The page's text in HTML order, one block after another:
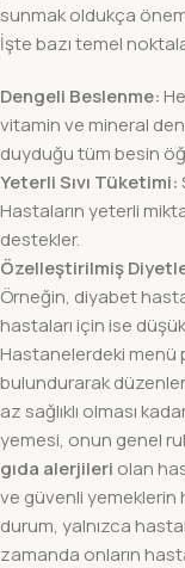
sunmak oldukça
İşte bazı temel
Dengeli Beslenme:
vitamin ve mineral
duyduğu tüm besin
Yeterli Sıvı Tüketimi:
Hastaların yeterli
destekler.
Özelleştirilmiş
Örneğin, diyabet
hastaları için ise
Hastanelerdeki menü
bulundurarak
az sağlıklı olması
yemesi, onun genel
gıda alerjileri olan
ve güvenli yemeklerin
durum, yalnızca
zamanda onların